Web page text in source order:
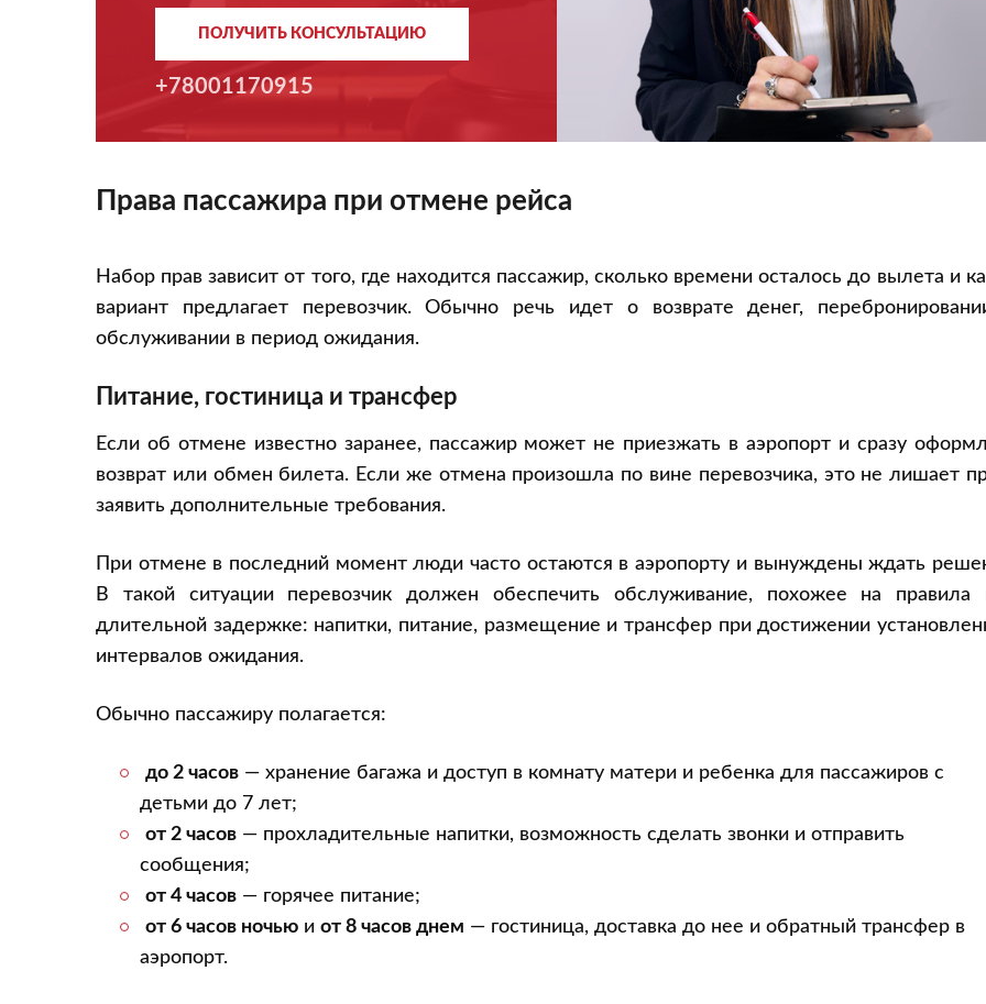
ПОЛУЧИТЬ КОНСУЛЬТАЦИЮ
+78001170915
Права пассажира при отмене рейса
Набор прав зависит от того, где находится пассажир, сколько времени осталось до вылета и
вариант предлагает перевозчик. Обычно речь идет о возврате денег,
обслуживании в период ожидания.
Питание, гостиница и трансфер
Если об отмене известно заранее, пассажир может не приезжать в аэропорт и сразу
возврат или обмен билета. Если же отмена произошла по вине перевозчика, это не лишает
заявить дополнительные требования.
При отмене в последний момент люди часто остаются в аэропорту и вынуждены ждать
В такой ситуации перевозчик должен обеспечить обслуживание, похожее на правила
длительной задержке: напитки, питание, размещение и трансфер при достижении
интервалов ожидания.
Обычно пассажиру полагается:
до 2 часов — хранение багажа и доступ в комнату матери и ребенка для пассажиров с
детьми до 7 лет;
от 2 часов — прохладительные напитки, возможность сделать звонки и отправить
сообщения;
от 4 часов — горячее питание;
от 6 часов ночью и от 8 часов днем — гостиница, доставка до нее и обратный трансфер в
аэропорт.